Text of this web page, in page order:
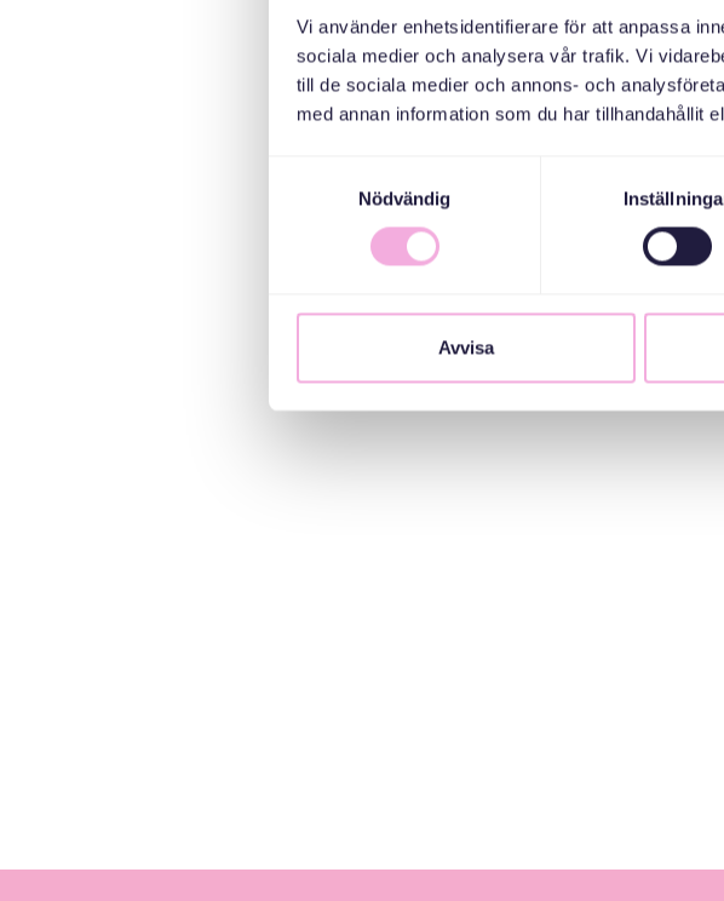
Vi använder enhetsidentifierare för att anpassa
sociala medier och analysera vår trafik. Vi
till de sociala medier och annons- och
med annan information som du har tillhandahållit
Nödvändig
Avvisa